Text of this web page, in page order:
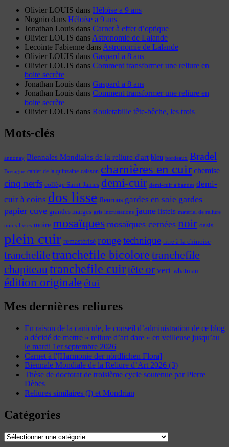
Olivier LOUIS dans Héloïse a 9 ans
Nognio dans Héloïse a 9 ans
Jonathan Louis dans Carnet à effet d’optique
Olivier LOUIS dans Astronomie de Lalande
Lecointe Fabienne dans Astronomie de Lalande
Olivier LOUIS dans Gaspard a 8 ans
Olivier LOUIS dans Comment transformer une reliure en
boite secrète
Jonathan Louis dans Gaspard a 8 ans
Jonathan Louis dans Comment transformer une reliure en
boite secrète
Olivier LOUIS dans Rouletabille tête-bêche, les trois
Mots-clés
annonay Biennales Mondiales de la reliure d'art bleu bordeaux Bradel
Bretagne cahier de la quinzaine caisson charnières en cuir chemise
cinq nerfs collège Saint-James demi-cuir demi-cuir à bandes demi-
cuir à coins dos lisse fleurons gardes en soie gardes
papier cuve grandes marges gris incrustations jaune listels matériel de reliure
minis-livres moire mosaïques mosaïques cernées noir oasis
plein cuir remastérisé rougetechnique titre à la chinoise
tranchefiletranchefile bicolore tranchefile
chapiteautranchefile cuirtête or vert whatman
édition originaleétui
Mes dernières reliures
En raison de la canicule, le conseil d’administration de ce blog
a décidé de mettre « reliure d’art dare » en veilleuse jusqu’au
le mardi 1er septembre 2026
Carnet à l'[Harmonie der nördlichen Flora]
Biennale Mondiale de la Reliure d’Art 2026 (3)
Thèse de doctorat de troisième cycle soutenue par Pierre
Dèbes
Reliures similaires (I) et Mondrian
Catégories
Catégories